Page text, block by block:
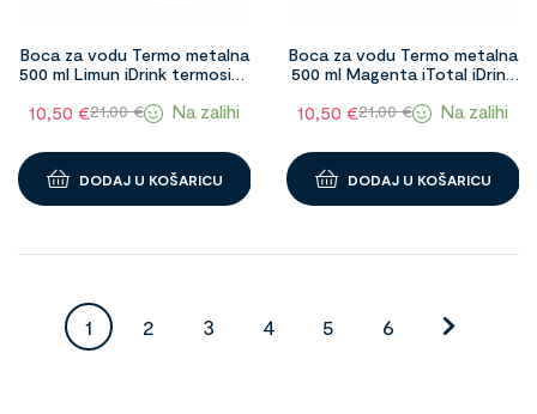
Boca za vodu Termo metalna
500 ml Limun iDrink termosica
21,00€
10,50 € Na zalihi
DODAJ U KOŠARICU
Boca za vodu Termo metalna
500 ml Magenta iTotal iDrink
21,00€
10,50 € Na zalihi
DODAJ U KOŠARICU
1 2 3 4 5 6